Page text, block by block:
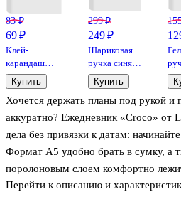
Хочется держать планы под рукой и
аккуратно? Ежедневник «Croco» от
дела без привязки к датам:
Формат А5 удобно брать в сумку, а
поролоновым слоем комфортно
touch и тиснение фольгой добавляют
Перейти к описанию и
83 ₽
69 ₽
Клей-
карандаш
GoodMark, 15
г
Купить
299 ₽
249 ₽
Шариковая
ручка синяя
0,7 мм,
Severe, Erich
Krause
Купить